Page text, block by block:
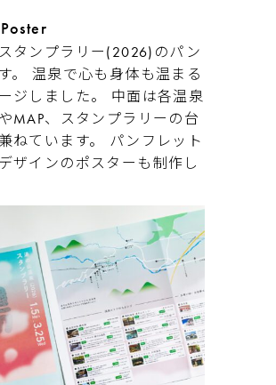
タンプラリー(2026)のパン
。 温泉で心も身体も温まる
ジしました。 中面は各温泉
MAP、スタンプラリーの台
ねています。 パンフレット
ザインのポスターも制作し